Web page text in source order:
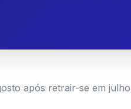
após retrair-se em